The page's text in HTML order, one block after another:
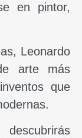
en pintor,
Leonardo
arte más
que